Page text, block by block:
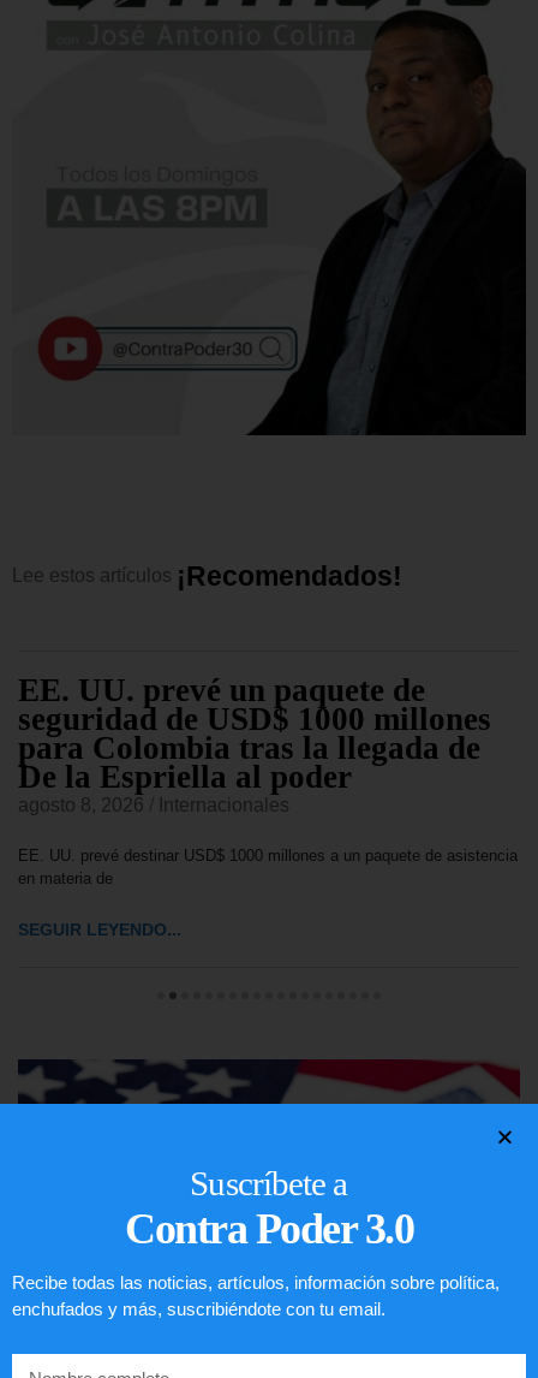
Lee estos artículos ¡Recomend ad os!
EE. UU. prevé un paquete de
seguridad de USD$ 1000 millones
para Colombia tras la llegada de
De la Espriella al poder
agosto 8, 2026 Internacionales
EE. UU. prevé destinar USD$ 1000 millones a un paquete de asistencia
en materia de
SEGUIR LEYENDO...
Suscríbete a
Contra Poder 3.0
Recibe todas las noticias, artículos, información sobre política,
enchufados y más, suscribiéndote con tu email.